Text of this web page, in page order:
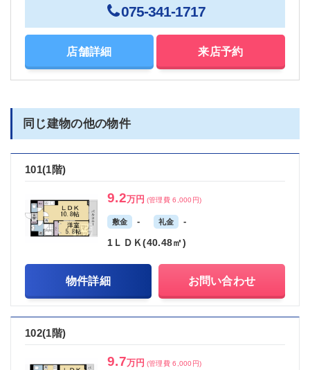
075-341-1717
店舗詳細 来店予約
同じ建物の他の物件
101(1階)
9.2万円 (管理費 6,000円)
敷金 - 礼金 -
1ＬＤＫ(40.48㎡)
物件詳細 お問い合わせ
102(1階)
9.7万円 (管理費 6,000円)